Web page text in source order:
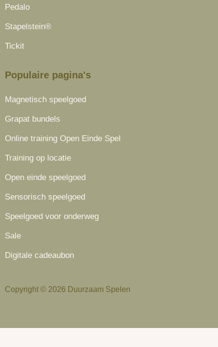
Pedalo
Stapelstein®
Tickit
Populaire pagina's
Magnetisch speelgoed
Grapat bundels
Online training Open Einde Spel
Training op locatie
Open einde speelgoed
Sensorisch speelgoed
Speelgoed voor onderweg
Sale
Digitale cadeaubon
Copyright © 2026 Duurzaam Spelen